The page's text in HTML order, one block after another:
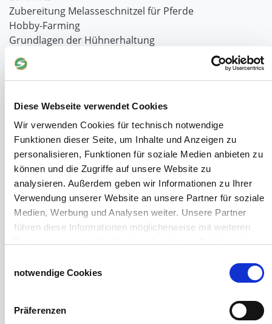
Diese Webseite verwendet Cookies
Wir verwenden Cookies für technisch notwendige
Funktionen dieser Seite, um Inhalte und Anzeigen zu
personalisieren, Funktionen für soziale Medien anbieten zu
können und die Zugriffe auf unsere Website zu
analysieren. Außerdem geben wir Informationen zu Ihrer
Verwendung unserer Website an unsere Partner für soziale
Medien, Werbung und Analysen weiter. Unsere Partner
führen diese Informationen möglicherweise mit weiteren
haben.
notwendige Cookies
Präferenzen
Zubereitung Melasseschnitzel für Pferde
Hobby-Farming
Grundlagen der Hühnerhaltung
Tiere Landwirtschaft
Desinfektionsmittel
Geflügeltränken Ratgeber
Stallapotheke für Hühner
Saatgut für die Pferdeweide
Windschutzgewebe
Windschutznetze für Reithallen
Galerie Windschutznetze
Windschutznetz für Pferdeführanlagen
Windschutznetz für Pferdestall
Windschutznetz mit Ösen
PVC Lamellen für Pferdeställe